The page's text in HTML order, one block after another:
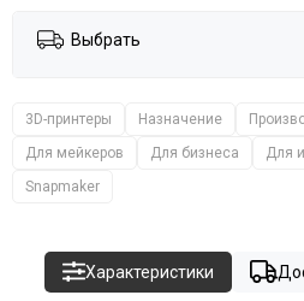
Выбрать
3D-принтеры Назначение
Для мейкеров
Для бизнеса Для
Snapmaker
Характеристики